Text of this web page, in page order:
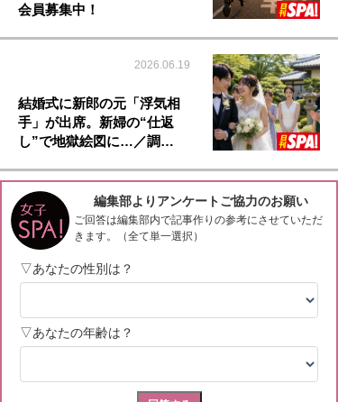
会員募集中！
2026.06.19
結婚式に新郎の元「浮気相
手」が出席。新婦の“仕返
し”で地獄絵図に…／調…